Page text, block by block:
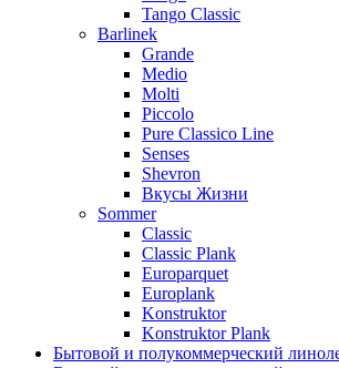
Tango Classic
Barlinek
Grande
Medio
Molti
Piccolo
Pure Classico Line
Senses
Shevron
Вкусы Жизни
Sommer
Classic
Classic Plank
Europarquet
Europlank
Konstruktor
Konstruktor Plank
Бытовой и полукоммерческий